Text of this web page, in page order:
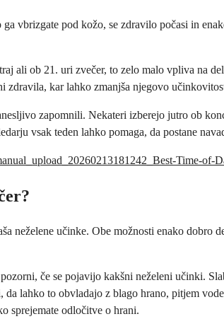
vbrizgate pod kožo, se zdravilo počasi in
ali ob 21. uri zvečer, to zelo malo vpliva na
kar lahko zmanjša njegovo
zapomnili. Nekateri izberejo jutro ob
vsak teden lahko pomaga, da postane
Time-of-
neželene učinke. Obe možnosti enako
če se pojavijo kakšni neželeni učinki.
lahko to obvladajo z blago hrano, pitjem
sprejemate odločitve o hrani.